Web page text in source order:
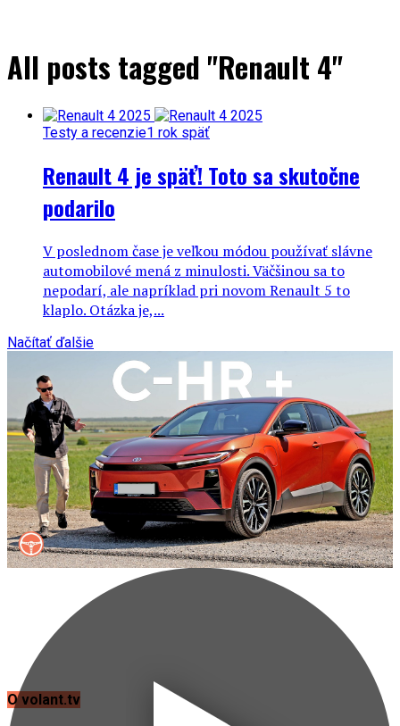
All posts tagged "Renault 4"
Testy a recenzie1 rok späť
Renault 4 je späť! Toto sa skutočne
podarilo
V poslednom čase je veľkou módou používať slávne
automobilové mená z minulosti. Väčšinou sa to
nepodarí, ale napríklad pri novom Renault 5 to
klaplo. Otázka je,...
Načítať ďalšie
O volant.tv